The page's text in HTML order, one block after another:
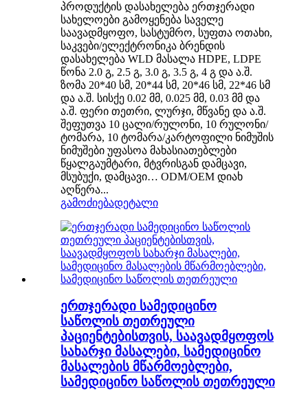
პროდუქტის დასახელება ერთჯერადი
სახელოები გამოყენება საველე
საავადმყოფო, სასტუმრო, სუფთა ოთახი,
საკვები/ელექტრონიკა ბრენდის
დასახელება WLD მასალა HDPE, LDPE
წონა 2.0 გ, 2.5 გ, 3.0 გ, 3.5 გ, 4 გ და ა.შ.
ზომა 20*40 სმ, 20*44 სმ, 20*46 სმ, 22*46 სმ
და ა.შ. სისქე 0.02 მმ, 0.025 მმ, 0.03 მმ და
ა.შ. ფერი თეთრი, ლურჯი, მწვანე და ა.შ.
შეფუთვა 10 ცალი/რულონი, 10 რულონი/
ტომარა, 10 ტომარა/კარტოფილი ნიმუშის
ნიმუშები უფასოა მახასიათებლები
წყალგაუმტარი, მტვრისგან დამცავი,
მსუბუქი, დამცავი… ODM/OEM დიახ
აღწერა...
გამოძიებადეტალი
ერთჯერადი სამედიცინო
საწოლის თეთრეული
პაციენტებისთვის, საავადმყოფოს
სახარჯი მასალები, სამედიცინო
მასალების მწარმოებლები,
სამედიცინო საწოლის თეთრეული